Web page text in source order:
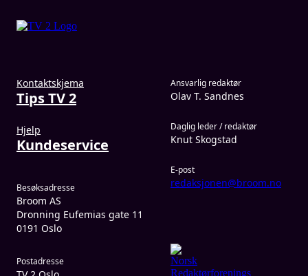
Kontaktskjema
Tips TV 2
Hjelp
Kundeservice
Ansvarlig redaktør
Olav T. Sandnes
Daglig leder / redaktør
Knut Skogstad
E-post
redaksjonen@broom.no
Besøksadresse
Broom AS
Dronning Eufemias gate 11
0191 Oslo
Postadresse